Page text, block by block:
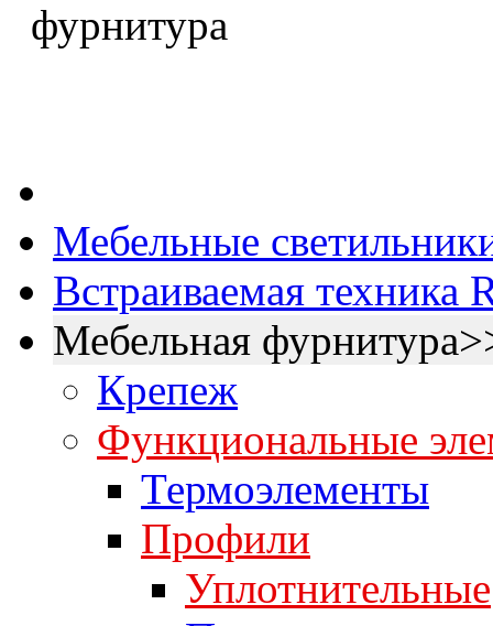
фурнитура
Мебельные
Встраиваемая техника
Мебельная
Крепеж
Функциональные
Термоэлементы
Профили
Уплотнительные